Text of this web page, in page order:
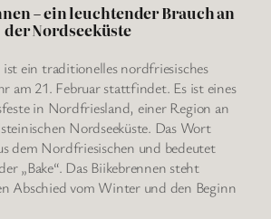
– ein leuchtender Brauch an
der Nordseeküste
ist ein traditionelles nordfriesisches
am 21. Februar stattfindet. Es ist eines
in Nordfriesland, einer Region an
Nordseeküste. Das Wort
dem Nordfriesischen und bedeutet
„Bake“. Das Biikebrennen steht
Abschied vom Winter und den Beginn